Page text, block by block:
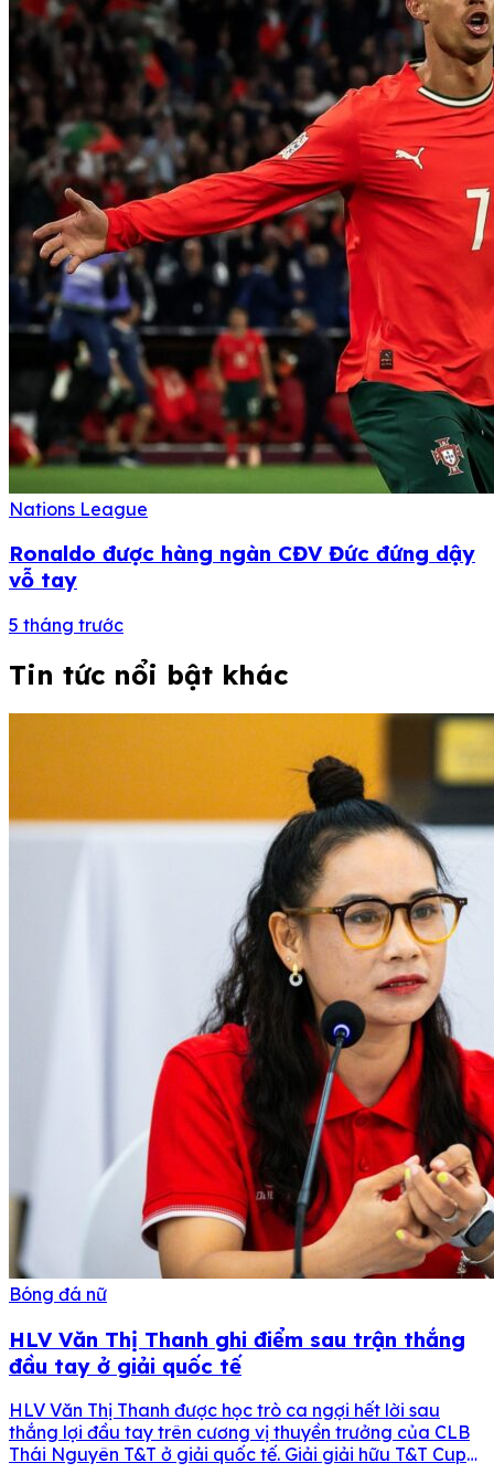
Nations League
Ronaldo được hàng ngàn CĐV Đức đứng dậy
vỗ tay
5 tháng trước
Tin tức nổi bật khác
Bóng đá nữ
HLV Văn Thị Thanh ghi điểm sau trận thắng
đầu tay ở giải quốc tế
HLV Văn Thị Thanh được học trò ca ngợi hết lời sau
thắng lợi đầu tay trên cương vị thuyền trưởng của CLB
Thái Nguyên T&T ở giải quốc tế. Giải giải hữu T&T Cup